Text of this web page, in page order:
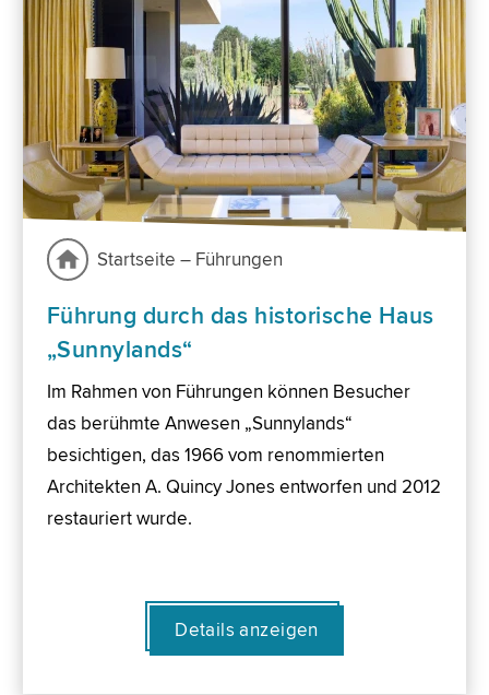
Startseite – Führungen
Führung durch das historische Haus
„Sunnylands“
Im Rahmen von Führungen können Besucher
das berühmte Anwesen „Sunnylands“
besichtigen, das 1966 vom renommierten
Architekten A. Quincy Jones entworfen und 2012
restauriert wurde.
Details anzeigen